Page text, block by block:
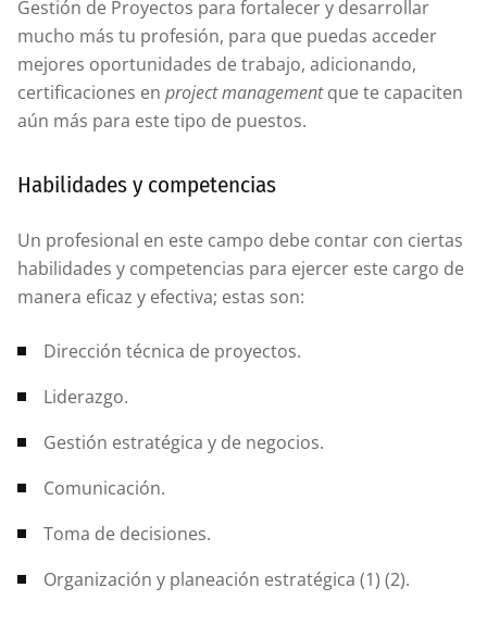
Gestión de Proyectos para fortalecer y desarrollar
mucho más tu profesión, para que puedas acceder
mejores oportunidades de trabajo, adicionando,
certificaciones en project managementque te capaciten
aún más para este tipo de puestos.
Habilidades y competencias
Un profesional en este campo debe contar con ciertas
habilidades y competencias para ejercer este cargo de
manera eficaz y efectiva; estas son:
Dirección técnica de proyectos.
Liderazgo.
Gestión estratégica y de negocios.
Comunicación.
Toma de decisiones.
Organización y planeación estratégica (1) (2).